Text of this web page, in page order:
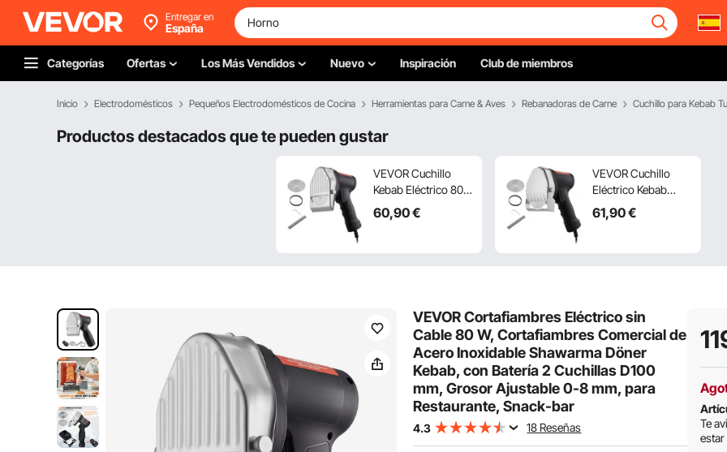
Entregar en
España
Categorías Ofertas Los Más Vendidos Nuevo Inspiración Club de miembros
Inicio Electrodomésticos Pequeños Electrodomésticos de Cocina Herramientas para Carne & Aves Rebanadoras de Carne Cuchillo para Kebab
Productos destacados que te pueden gustar
VEVOR Cuchillo
Kebab Eléctrico 80
W, Shawarma
Döner Kebab
Grosor Ajustable 0-
8 mm, para
Restaurante, Snack-
bar
60,90€
VEVOR Cuchillo
Eléctrico Kebab
80W, Cortadora de
Carne Shawarma
Ajustable 0-8 mm,
para Restaurante,
Snack-Bar
61,90€
VEVOR Cortafiambres Eléctrico sin
Cable 80 W, Cortafiambres Comercial de
Acero Inoxidable Shawarma Döner
Kebab, con Batería 2 Cuchillas D100
mm, Grosor Ajustable 0-8 mm, para
Restaurante, Snack-bar
4.3 18 Reseñas
Te